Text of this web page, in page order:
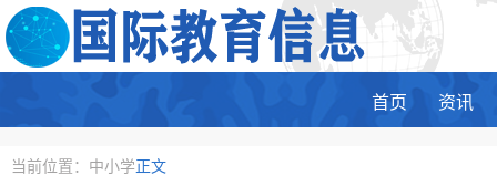
首页 资讯
当前位置：中小学正文